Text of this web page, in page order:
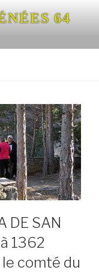
64
DE SAN
1362
comté du